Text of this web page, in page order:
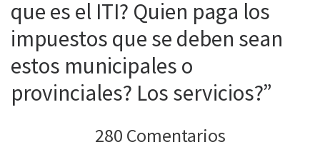
que es el ITI? Quien paga los
impuestos que se deben sean
estos municipales o
provinciales? Los servicios?”
280 Comentarios